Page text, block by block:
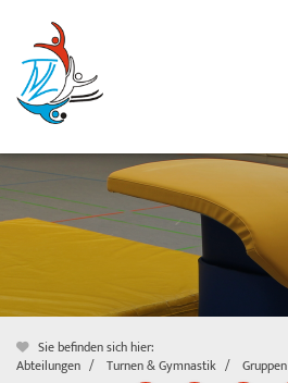
Sie befinden sich hier:
Abteilungen
Turnen & Gymnastik Gruppen